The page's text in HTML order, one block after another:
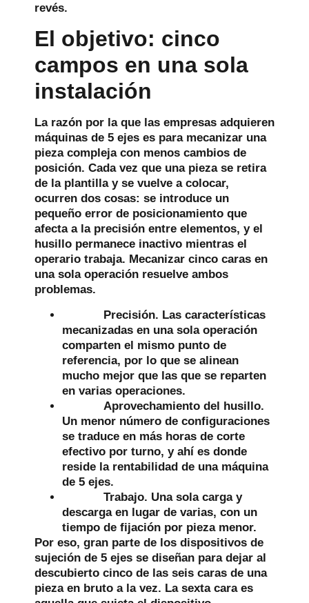
revés.
El objetivo: cinco
campos en una sola
instalación
La razón por la que las empresas adquieren
máquinas de 5 ejes es para mecanizar una
pieza compleja con menos cambios de
posición. Cada vez que una pieza se retira
de la plantilla y se vuelve a colocar,
ocurren dos cosas: se introduce un
pequeño error de posicionamiento que
afecta a la precisión entre elementos, y el
husillo permanece inactivo mientras el
operario trabaja. Mecanizar cinco caras en
una sola operación resuelve ambos
problemas.
Precisión. Las características
mecanizadas en una sola operación
comparten el mismo punto de
referencia, por lo que se alinean
mucho mejor que las que se reparten
en varias operaciones.
Aprovechamiento del husillo.
Un menor número de configuraciones
se traduce en más horas de corte
efectivo por turno, y ahí es donde
reside la rentabilidad de una máquina
de 5 ejes.
Trabajo. Una sola carga y
descarga en lugar de varias, con un
tiempo de fijación por pieza menor.
Por eso, gran parte de los dispositivos de
sujeción de 5 ejes se diseñan para dejar al
descubierto cinco de las seis caras de una
pieza en bruto a la vez. La sexta cara es